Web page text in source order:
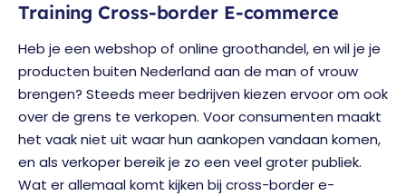
Training Cross-border E-commerce
Heb je een webshop of online groothandel, en wil je je
producten buiten Nederland aan de man of vrouw
brengen? Steeds meer bedrijven kiezen ervoor om ook
over de grens te verkopen. Voor consumenten maakt
het vaak niet uit waar hun aankopen vandaan komen,
en als verkoper bereik je zo een veel groter publiek.
Wat er allemaal komt kijken bij cross-border e-